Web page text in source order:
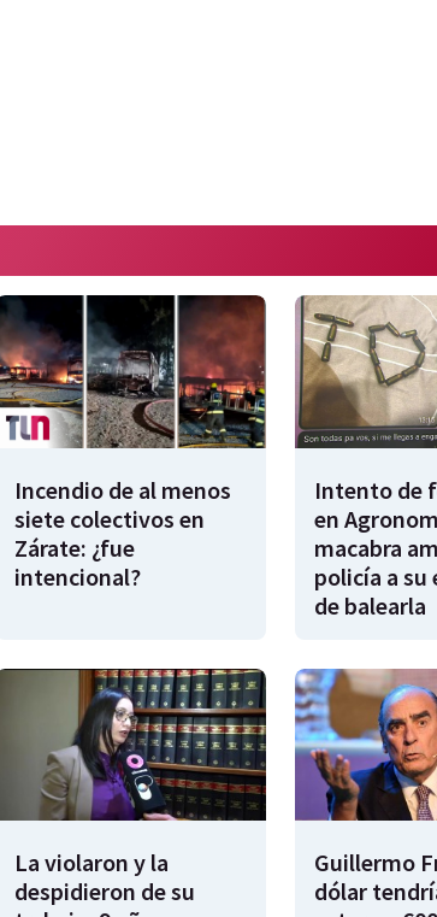
Incendio de al menos
siete colectivos en
Zárate: ¿fue
intencional?
Intento de
en
macabra
policía a su
de balearla
La violaron y la
despidieron de su
Guillermo
dólar